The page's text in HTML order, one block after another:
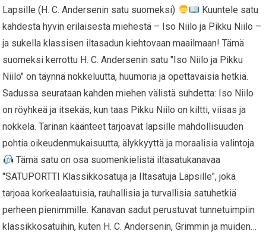
Lapsille (H. C. Andersenin satu suomeksi)
Kuuntele satu
kahdesta hyvin erilaisesta miehestä – Iso Niilo ja Pikku Niilo –
ja sukella klassisen iltasadun kiehtovaan maailmaan! Tämä
suomeksi kerrottu H. C. Andersenin satu "Iso Niilo ja Pikku
Niilo" on täynnä nokkeluutta, huumoria ja opettavaisia hetkiä.
Sadussa seurataan kahden miehen välistä suhdetta: Iso Niilo
on röyhkeä ja itsekäs, kun taas Pikku Niilo on kiltti, viisas ja
nokkela. Tarinan käänteet tarjoavat lapsille mahdollisuuden
pohtia oikeudenmukaisuutta, älykkyyttä ja moraalisia valintoja.
Tämä satu on osa suomenkielistä iltasatukanavaa
"SATUPORTTI Klassikkosatuja ja Iltasatuja Lapsille", joka
tarjoaa korkealaatuisia, rauhallisia ja turvallisia satuhetkiä
perheen pienimmille. Kanavan sadut perustuvat tunnetuimpiin
klassikkosatuihin, kuten H. C. Andersenin, Grimmin ja muiden…